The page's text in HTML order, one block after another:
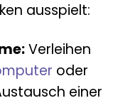
ausspielt:
Verleihen
oder
einer